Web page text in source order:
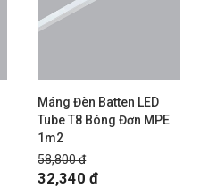
Máng Đèn Batten LED
Tube T8 Bóng Đơn MPE
1m2
58,800 đ
32,340 đ